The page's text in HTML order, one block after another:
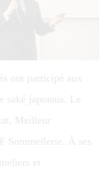
ont participé aux
saké japonais. Le
Meilleur
Sommellerie. À ses
et